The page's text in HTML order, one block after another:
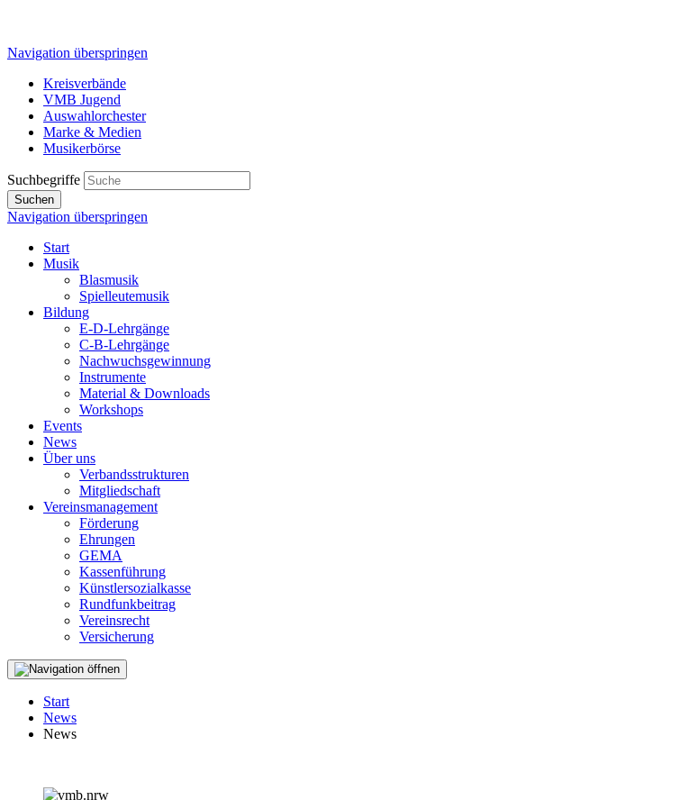
Navigation überspringen
Kreisverbände
VMB Jugend
Auswahlorchester
Marke & Medien
Musikerbörse
Suchbegriffe
Suchen
Navigation überspringen
Start
Musik
Blasmusik
Spielleutemusik
Bildung
E-D-Lehrgänge
C-B-Lehrgänge
Nachwuchsgewinnung
Instrumente
Material & Downloads
Workshops
Events
News
Über uns
Verbandsstrukturen
Mitgliedschaft
Vereinsmanagement
Förderung
Ehrungen
GEMA
Kassenführung
Künstlersozialkasse
Rundfunkbeitrag
Vereinsrecht
Versicherung
Start
News
News